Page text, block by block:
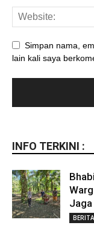
Simpan nama,
lain kali saya
INFO TERKINI :
BERITA